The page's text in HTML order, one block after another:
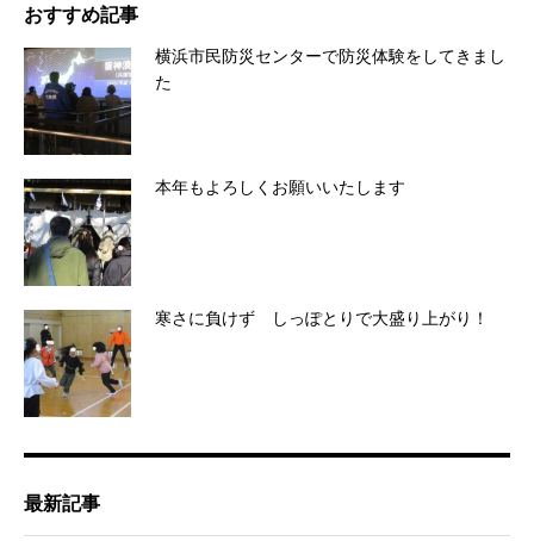
おすすめ記事
横浜市民防災センターで防災体験をしてきまし
た
本年もよろしくお願いいたします
寒さに負けず しっぽとりで大盛り上がり！
最新記事